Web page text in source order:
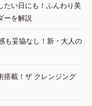
たい日にも！ふんわり美
ーを解説
も妥協なし！新・大人の
搭載！ザ クレンジング